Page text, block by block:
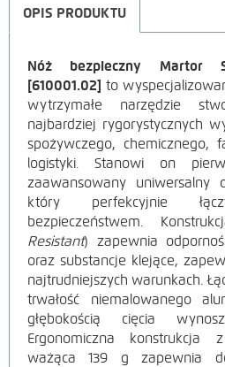
OPIS PRODUKTU
OPIS
PRODUKTU
Nóż bezpieczny Martor
[610001.02] to
wytrzymałe narzędzie
najbardziej rygorystycznych
spożywczego, chemicznego,
logistyki. Stanowi on
zaawansowany uniwersalny
który perfekcyjnie
bezpieczeństwem.
Resistant) zapewnia
oraz substancje klejące,
najtrudniejszych warunkach.
trwałość niemalowanego
głębokością cięcia
Ergonomiczna konstrukcja
ważąca
139 g zapewnia